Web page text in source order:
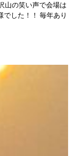
山の笑い声で会場は
でした！！ 毎年あり